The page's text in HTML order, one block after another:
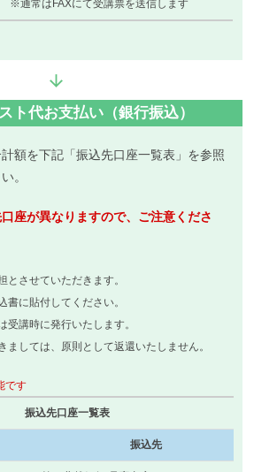
※通常はFAXにて受講票を送信します
ト代お支払い（銀行振込）
額を下記「振込先口座一覧表」を参照
。
座が異なりますので、ご注意くださ
させていただきます。
に貼付してください。
講時に発行いたします。
しては、原則として返還いたしません。
です
振込先口座一覧表
振込先